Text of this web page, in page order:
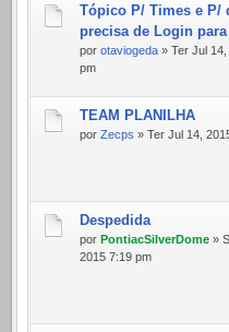
Tópico P/ Times e P/
precisa de Login para
por otaviogeda » Ter Jul
pm
TEAM PLANILHA
por Zecps » Ter Jul 14,
Despedida
por PontiacSilverDome »
2015 7:19 pm